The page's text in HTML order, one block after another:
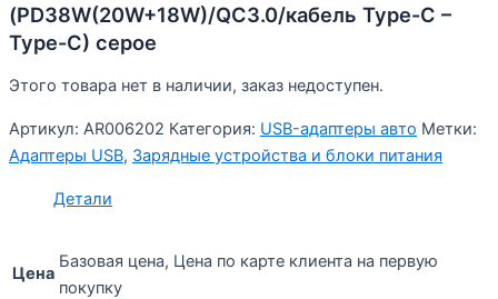
(PD38W(20W+18W)/QC3.0/кабель Type-C –
Type-C) серое
Этого товара нет в наличии, заказ недоступен.
Артикул: AR006202 Категория: USB-адаптеры авто Метки:
Адаптеры USB, Зарядные устройства и блоки питания
Детали
Цена
Базовая цена, Цена по карте клиента на первую
покупку